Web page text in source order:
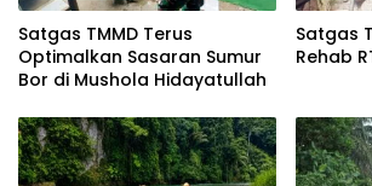
Satgas TMMD Terus
Optimalkan Sasaran Sumur
Bor di Mushola Hidayatullah
Satgas
Rehab